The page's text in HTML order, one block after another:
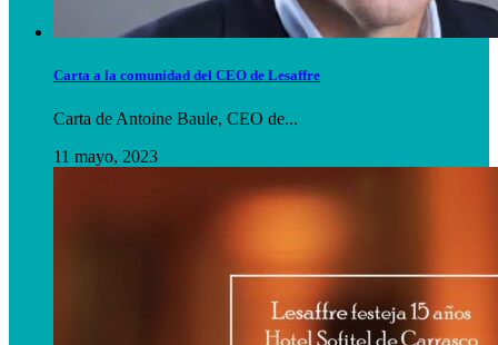
Carta a la comunidad del CEO de Lesaffre
Carta de Antoine Baule, CEO de...
11 mayo, 2023